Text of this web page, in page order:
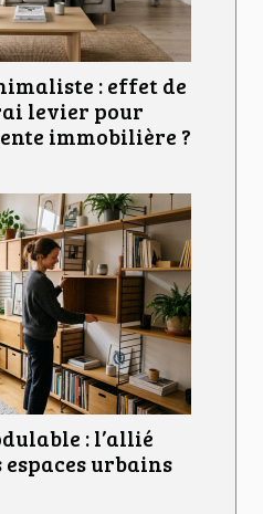
: effet de
levier pour
immobilière ?
: l’allié
urbains